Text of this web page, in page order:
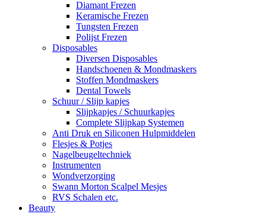
Diamant Frezen
Keramische Frezen
Tungsten Frezen
Polijst Frezen
Disposables
Diversen Disposables
Handschoenen & Mondmaskers
Stoffen Mondmaskers
Dental Towels
Schuur / Slijp kapjes
Slijpkapjes / Schuurkapjes
Complete Slijpkap Systemen
Anti Druk en Siliconen Hulpmiddelen
Flesjes & Potjes
Nagelbeugeltechniek
Instrumenten
Wondverzorging
Swann Morton Scalpel Mesjes
RVS Schalen etc.
Beauty